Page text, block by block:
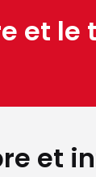
et le
et